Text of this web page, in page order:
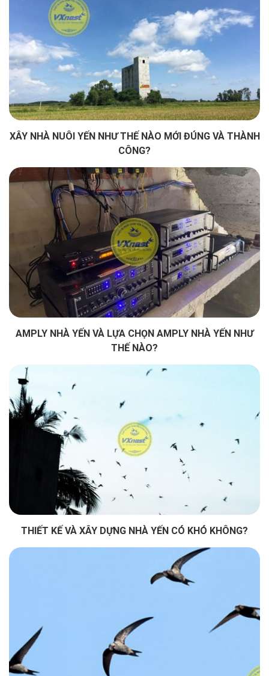
XÂY NHÀ NUÔI YẾN NHƯ THẾ NÀO MỚI ĐÚNG VÀ THÀNH
CÔNG?
AMPLY NHÀ YẾN VÀ LỰA CHỌN AMPLY NHÀ YẾN NHƯ
THẾ NÀO?
THIẾT KẾ VÀ XÂY DỰNG NHÀ YẾN CÓ KHÓ KHÔNG?